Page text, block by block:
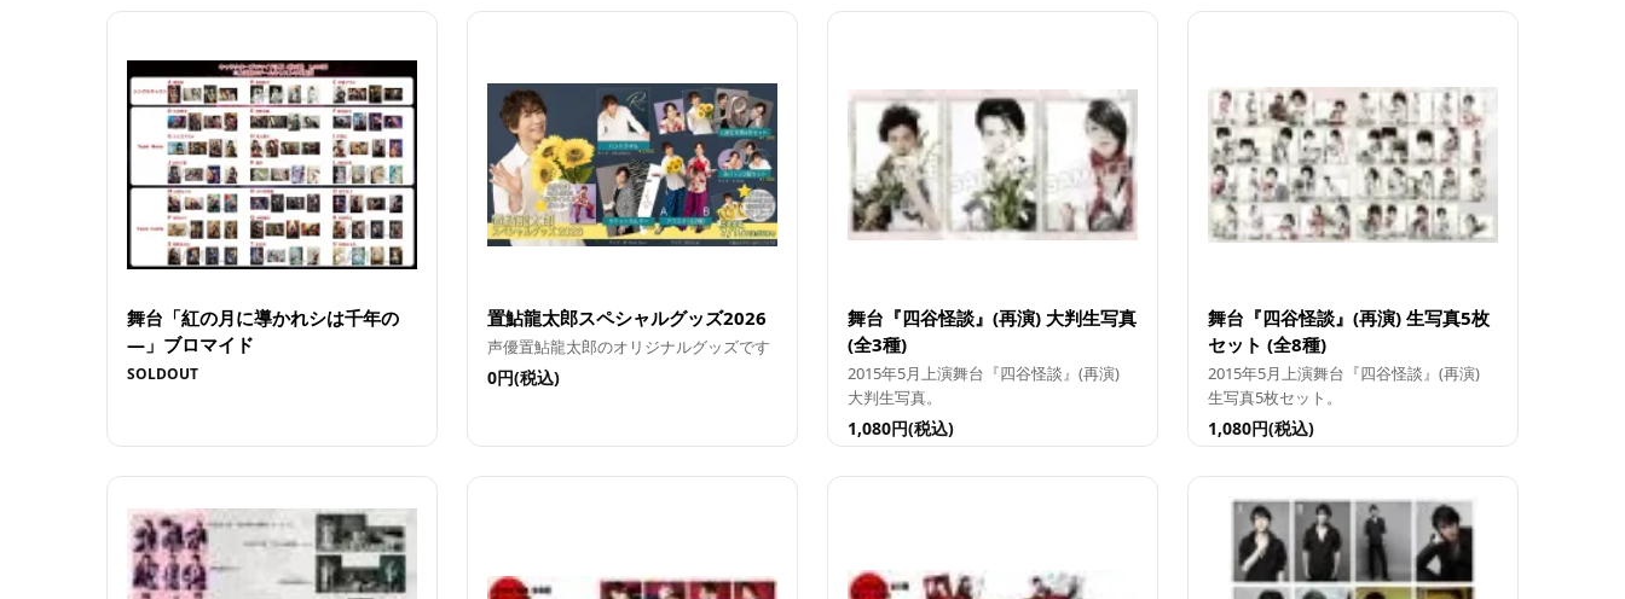
舞台「紅の月に導かれシは千年の
―」ブロマイド
SOLDOUT
置鮎龍太郎スペシャルグッズ2026
声優置鮎龍太郎のオリジナルグッズです
0円(税込)
舞台『四谷怪談』(再演) 大判生写真
(全3種)
2015年5月上演舞台『四谷怪談』(再演)
大判生写真。
1,080円(税込)
舞台『四谷怪談』(再演) 生写真5枚
セット (全8種)
2015年5月上演舞台『四谷怪談』(再演)
生写真5枚セット。
1,080円(税込)